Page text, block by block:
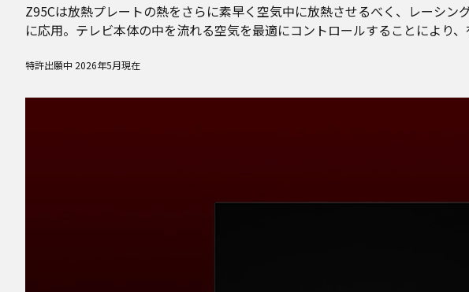
Z95Cは放熱プレートの熱をさらに素早く空気中に放熱させるべく、レーシ
に応用。テレビ本体の中を流れる空気を最適にコントロールすることにより
特許出願中 2026年5月現在